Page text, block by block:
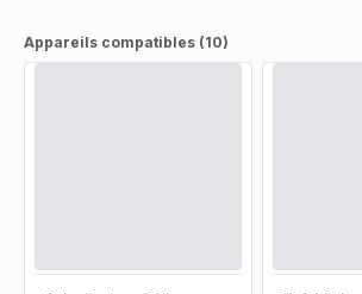
Appareils compatibles (10)